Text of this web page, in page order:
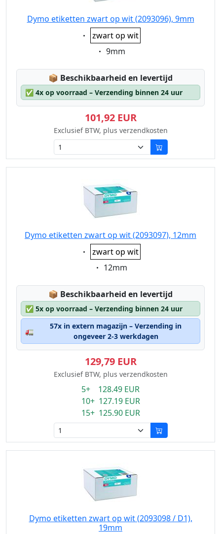
Dymo etiketten zwart op wit (2093096), 9mm
Eigenschaft:
zwart op wit
Eigenschaft:
9mm
📦 Lagerstatus:
Beschikbaarheid en levertijd
✅ 4x op voorraad – Verzending binnen 24 uur
101,92 EUR
Exclusief BTW, plus verzendkosten
Dymo etiketten zwart op wit (2093097), 12mm
Eigenschaft:
zwart op wit
Eigenschaft:
12mm
📦 Lagerstatus:
Beschikbaarheid en levertijd
✅ 5x op voorraad – Verzending binnen 24 uur
🚛
57x in extern magazijn – Verzending in
ongeveer 2-3 werkdagen
129,79 EUR
Exclusief BTW, plus verzendkosten
5+ 128.49 EUR
10+ 127.19 EUR
15+ 125.90 EUR
Dymo etiketten zwart op wit (2093098 / D1),
19mm